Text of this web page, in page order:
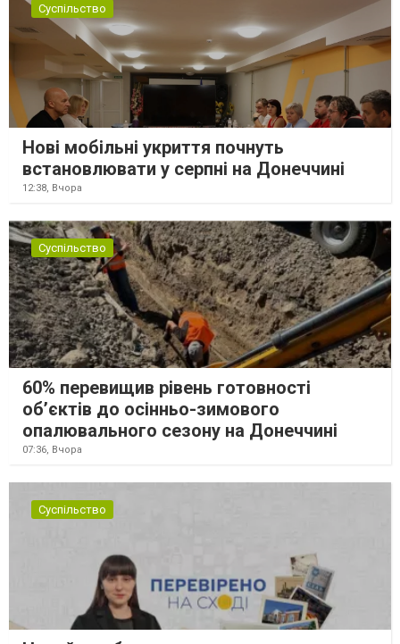
Суспільство
Нові мобільні укриття почнуть
встановлювати у серпні на Донеччині
12:38, Вчора
Суспільство
60% перевищив рівень готовності
об’єктів до осінньо-зимового
опалювального сезону на Донеччині
07:36, Вчора
Суспільство